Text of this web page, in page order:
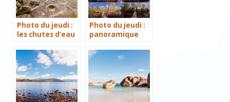
Photo du jeudi :
les chutes d’eau
Falls
Photo du jeudi :
panoramique
quatre angles de
vue